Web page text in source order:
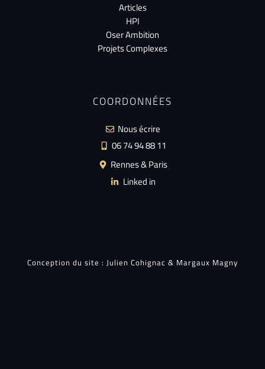
Articles
HPI
Oser Ambition
Projets Complexes
COORDONNÉES
Nous écrire
06 74 94 88 11
Rennes & Paris
Linked in
Conception du site : Julien Cohignac & Margaux Magny